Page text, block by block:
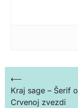
Кретање
чланка
⟵
Kraj sage – Šerif
Crvenoj zvezdi